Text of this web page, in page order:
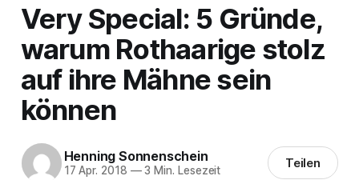
Very Special: 5 Gründe,
warum Rothaarige stolz
auf ihre Mähne sein
können
Henning Sonnenschein
17 Apr. 2018 —3 Min. Lesezeit Teilen